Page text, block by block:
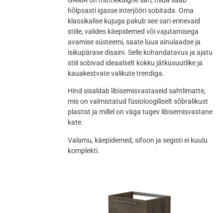
hõlpsasti igasse interjööri sobitada. Oma
klassikalise kujuga pakub see sari erinevaid
stiile, valides käepidemed või vajutamisega
avamise süsteemi, saate luua ainulaadse ja
isikupärase disaini. Selle kohandatavus ja ajatu
stiil sobivad ideaalselt kokku jätkusuutlike ja
kauakestvate valikute trendiga.
Hind sisaldab libisemisvastaseid sahtlimatte,
mis on valmistatud füsioloogiliselt sõbralikust
plastist ja millel on väga tugev libisemisvastane
kate.
Valamu, käepidemed, sifoon ja segisti ei kuulu
komplekti.